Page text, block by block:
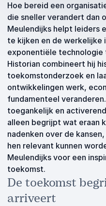
Hoe bereid een
die sneller verandert dan
Meulendijks helpt leiders
te kijken en de werkelijke
exponentiële technologie
Historian combineert hij
toekomstonderzoek en
ontwikkelingen werk,
fundamenteel
toegankelijk en
alleen begrijpt wat eraan
nadenken over de
hen relevant kunnen
Meulendijks voor een
toekomst.
De toekomst
arriveert